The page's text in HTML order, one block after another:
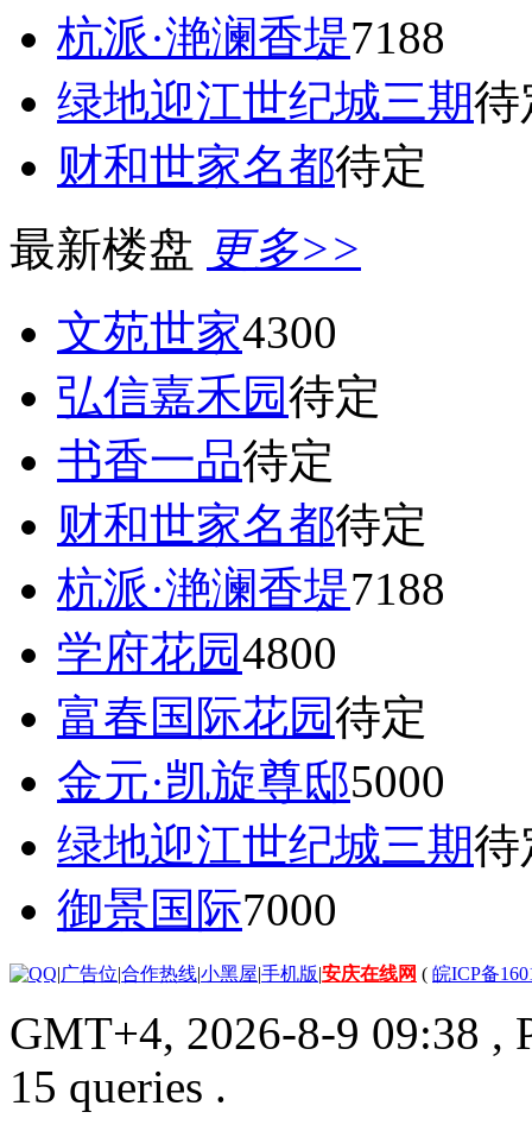
杭派·滟澜香堤7188
绿地迎江世纪城三期待
财和世家名都待定
最新楼盘 更多>>
文苑世家4300
弘信嘉禾园待定
书香一品待定
财和世家名都待定
杭派·滟澜香堤7188
学府花园4800
富春国际花园待定
金元·凯旋尊邸5000
绿地迎江世纪城三期待
御景国际7000
|广告位|合作热线|小黑屋|手机版|安庆在线网 ( 皖ICP备
GMT+4, 2026-8-9 09:38 ,
15 queries .